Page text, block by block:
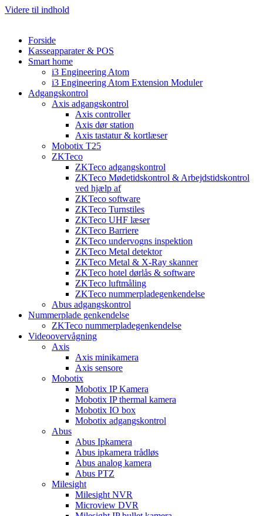
Videre til indhold
Forside
Kasseapparater & POS
Smart home
i3 Engineering Atom
i3 Engineering Atom Extension Moduler
Adgangskontrol
Axis adgangskontrol
Axis controller
Axis dør station
Axis tastatur & kortlæser
Mobotix T25
ZKTeco
ZKTeco adgangskontrol
ZKTeco Mødetidskontrol & Arbejdstidskontrol
ved hjælp af
ZKTeco software
ZKTeco Turnstiles
ZKTeco UHF læser
ZKTeco Barriere
ZKTeco undervogns inspektion
ZKTeco Metal detektor
ZKTeco Metal & X-Ray skanner
ZKTeco hotel dørlås & software
ZKTeco luftmåling
ZKTeco nummerpladegenkendelse
Abus adgangskontrol
Nummerplade genkendelse
ZKTeco nummerpladegenkendelse
Videoovervågning
Axis
Axis minikamera
Axis sensore
Mobotix
Mobotix IP Kamera
Mobotix IP thermal kamera
Mobotix IO box
Mobotix adgangskontrol
Abus
Abus Ipkamera
Abus ipkamera trådløs
Abus analog kamera
Abus PTZ
Milesight
Milesight NVR
Microview DVR